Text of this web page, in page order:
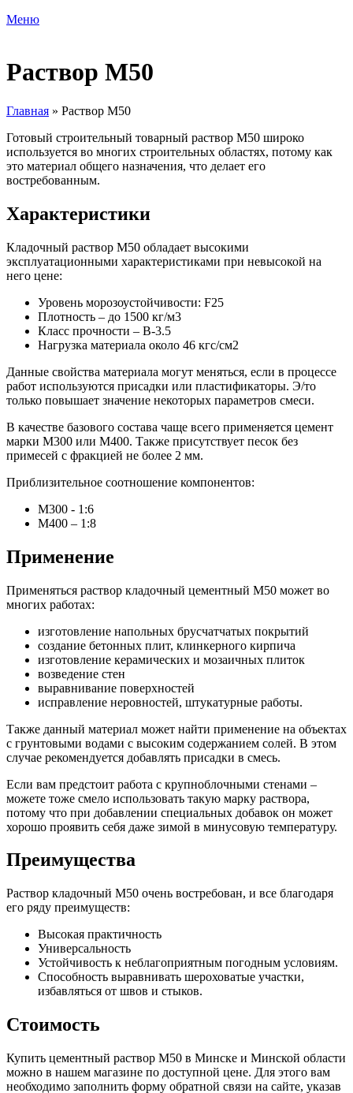
Меню
Раствор М50
Главная » Раствор М50
Готовый строительный товарный раствор М50 широко
используется во многих строительных областях, потому как
это материал общего назначения, что делает его
востребованным.
Характеристики
Кладочный раствор М50 обладает высокими
эксплуатационными характеристиками при невысокой на
него цене:
Уровень морозоустойчивости: F25
Плотность – до 1500 кг/м3
Класс прочности – В-3.5
Нагрузка материала около 46 кгс/см2
Данные свойства материала могут меняться, если в процессе
работ используются присадки или пластификаторы. Э/то
только повышает значение некоторых параметров смеси.
В качестве базового состава чаще всего применяется цемент
марки М300 или М400. Также присутствует песок без
примесей с фракцией не более 2 мм.
Приблизительное соотношение компонентов:
М300 - 1:6
М400 – 1:8
Применение
Применяться раствор кладочный цементный М50 может во
многих работах:
изготовление напольных брусчатчатых покрытий
создание бетонных плит, клинкерного кирпича
изготовление керамических и мозаичных плиток
возведение стен
выравнивание поверхностей
исправление неровностей, штукатурные работы.
Также данный материал может найти применение на объектах
с грунтовыми водами с высоким содержанием солей. В этом
случае рекомендуется добавлять присадки в смесь.
Если вам предстоит работа с крупноблочными стенами –
можете тоже смело использовать такую марку раствора,
потому что при добавлении специальных добавок он может
хорошо проявить себя даже зимой в минусовую температуру.
Преимущества
Раствор кладочный М50 очень востребован, и все благодаря
его ряду преимуществ:
Высокая практичность
Универсальность
Устойчивость к неблагоприятным погодным условиям.
Способность выравнивать шероховатые участки,
избавляться от швов и стыков.
Стоимость
Купить цементный раствор М50 в Минске и Минской области
можно в нашем магазине по доступной цене. Для этого вам
необходимо заполнить форму обратной связи на сайте, указав